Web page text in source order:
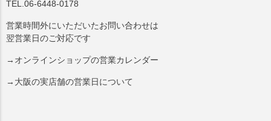
TEL.06-6448-0178
営業時間外にいただいたお問い合わせは
翌営業日のご対応です
→オンラインショップの営業カレンダー
→大阪の実店舗の営業日について